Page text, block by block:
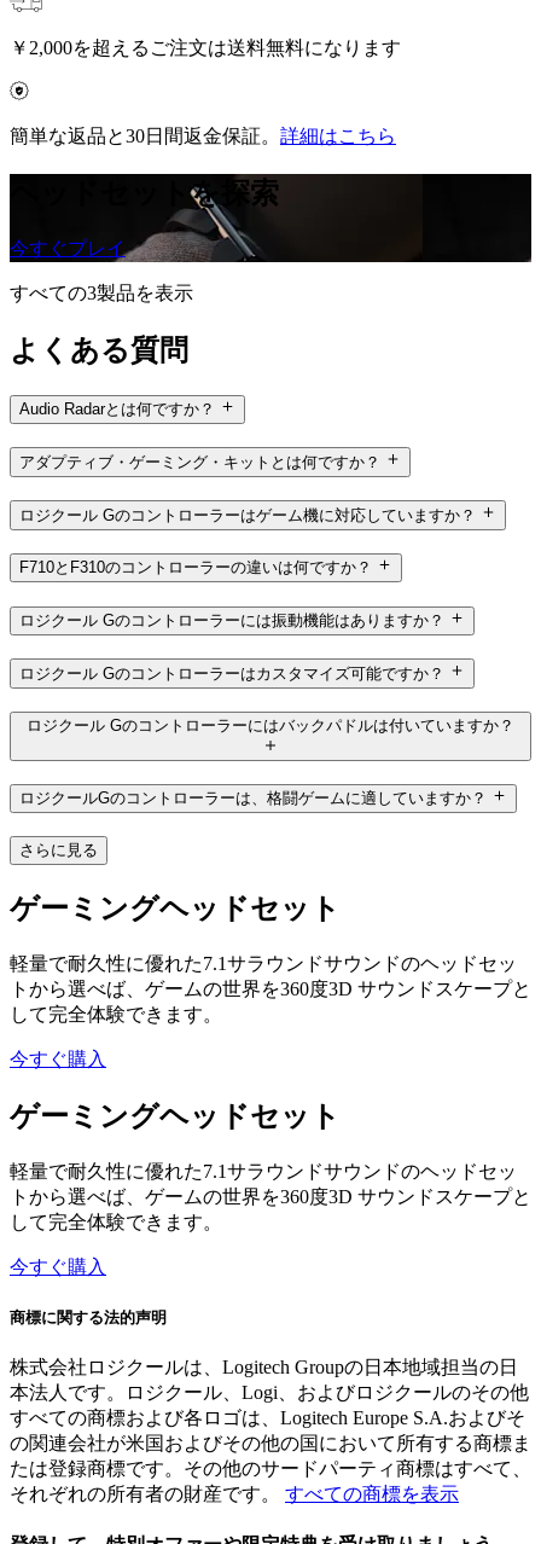
￥2,000を超えるご注文は送料無料になります
簡単な返品と30日間返金保証。 詳細はこちら
ヘッドセットを探索
今すぐプレイ
すべての3製品を表示
よくある質問
Audio Radarとは何ですか？
アダプティブ・ゲーミング・キットとは何ですか？
ロジクール Gのコントローラーはゲーム機に対応していますか？
F710とF310のコントローラーの違いは何ですか？
ロジクール Gのコントローラーには振動機能はありますか？
ロジクール Gのコントローラーはカスタマイズ可能ですか？
ロジクール Gのコントローラーにはバックパドルは付いていますか？
ロジクールGのコントローラーは、格闘ゲームに適していますか？
さらに見る
ゲーミングヘッドセット
軽量で耐久性に優れた7.1サラウンドサウンドのヘッドセッ
トから選べば、ゲームの世界を360度3D サウンドスケープと
して完全体験できます。
今すぐ購入
ゲーミングヘッドセット
軽量で耐久性に優れた7.1サラウンドサウンドのヘッドセッ
トから選べば、ゲームの世界を360度3D サウンドスケープと
して完全体験できます。
今すぐ購入
商標に関する法的声明
株式会社ロジクールは、Logitech Groupの日本地域担当の日
本法人です。ロジクール、Logi、およびロジクールのその他
すべての商標および各ロゴは、Logitech Europe S.A.およびそ
の関連会社が米国およびその他の国において所有する商標ま
たは登録商標です。その他のサードパーティ商標はすべて、
それぞれの所有者の財産です。 すべての商標を表示